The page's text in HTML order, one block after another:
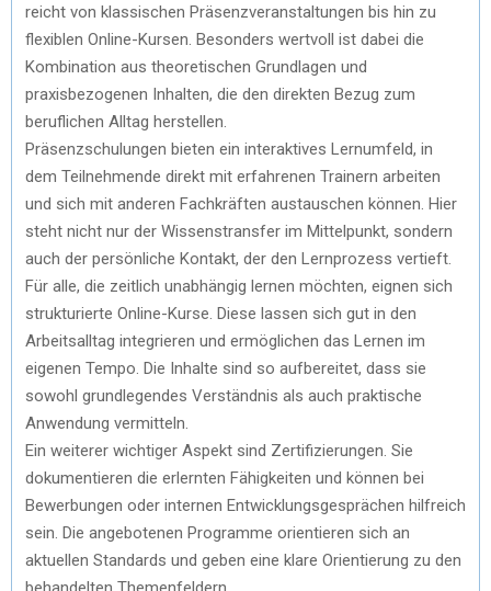
reicht von klassischen Präsenzveranstaltungen bis hin zu
flexiblen Online-Kursen. Besonders wertvoll ist dabei die
Kombination aus theoretischen Grundlagen und
praxisbezogenen Inhalten, die den direkten Bezug zum
beruflichen Alltag herstellen.
Präsenzschulungen bieten ein interaktives Lernumfeld, in
dem Teilnehmende direkt mit erfahrenen Trainern arbeiten
und sich mit anderen Fachkräften austauschen können. Hier
steht nicht nur der Wissenstransfer im Mittelpunkt, sondern
auch der persönliche Kontakt, der den Lernprozess vertieft.
Für alle, die zeitlich unabhängig lernen möchten, eignen sich
strukturierte Online-Kurse. Diese lassen sich gut in den
Arbeitsalltag integrieren und ermöglichen das Lernen im
eigenen Tempo. Die Inhalte sind so aufbereitet, dass sie
sowohl grundlegendes Verständnis als auch praktische
Anwendung vermitteln.
Ein weiterer wichtiger Aspekt sind Zertifizierungen. Sie
dokumentieren die erlernten Fähigkeiten und können bei
Bewerbungen oder internen Entwicklungsgesprächen hilfreich
sein. Die angebotenen Programme orientieren sich an
aktuellen Standards und geben eine klare Orientierung zu den